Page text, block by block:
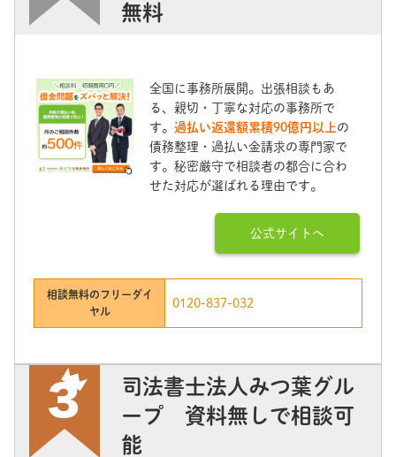
無料
全国に事務所展開。出張相談もあ
る、親切・丁寧な対応の事務所で
す。過払い返還額累積90億円以上 の
債務整理・過払い金請求の専門家で
す。秘密厳守で相談者の都合に合わ
せた対応が選ばれる理由です。
公式サイトへ
相談無料のフリーダイ
ヤル
0120-837-032
司法書士法人みつ葉グル
ープ 資料無しで相談可
能